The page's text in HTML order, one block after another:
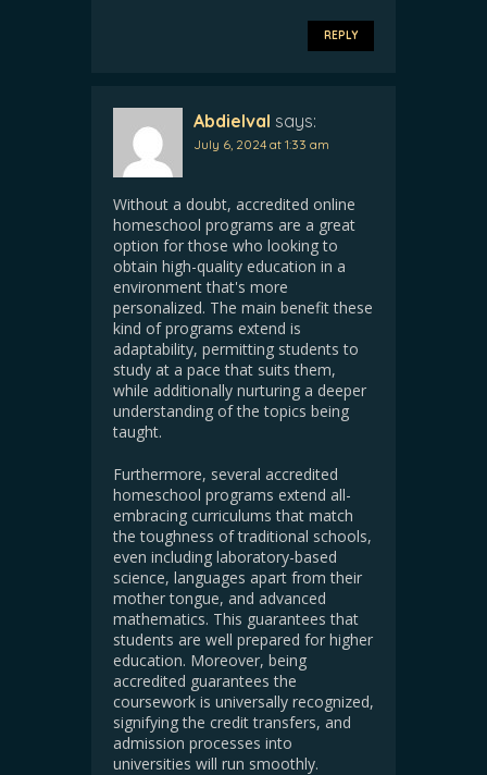
REPLY
Abdielval says:
July 6, 2024 at 1:33 am
Without a doubt, accredited online
homeschool programs are a great
option for those who looking to
obtain high-quality education in a
environment that's more
personalized. The main benefit these
kind of programs extend is
adaptability, permitting students to
study at a pace that suits them,
while additionally nurturing a deeper
understanding of the topics being
taught.
Furthermore, several accredited
homeschool programs extend all-
embracing curriculums that match
the toughness of traditional schools,
even including laboratory-based
science, languages apart from their
mother tongue, and advanced
mathematics. This guarantees that
students are well prepared for higher
education. Moreover, being
accredited guarantees the
coursework is universally recognized,
signifying the credit transfers, and
admission processes into
universities will run smoothly.